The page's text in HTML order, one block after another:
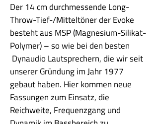
Der 14 cm durchmessende Long-
Throw-Tief-/Mitteltöner der Evoke
besteht aus MSP (Magnesium-Silikat-
Polymer) – so wie bei den besten
Dynaudio Lautsprechern, die wir seit
unserer Gründung im Jahr 1977
gebaut haben. Hier kommen neue
Fassungen zum Einsatz, die
Reichweite, Frequenzgang und